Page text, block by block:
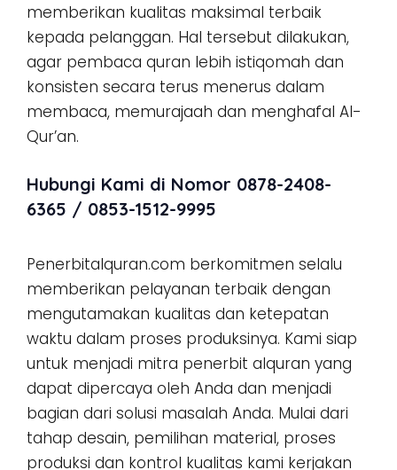
memberikan kualitas maksimal terbaik
kepada pelanggan. Hal tersebut dilakukan,
agar pembaca quran lebih istiqomah dan
konsisten secara terus menerus dalam
membaca, memurajaah dan menghafal Al-
Qur’an.
Hubungi Kami di Nomor 0878-2408-
6365 / 0853-1512-9995
Penerbitalquran.com berkomitmen selalu
memberikan pelayanan terbaik dengan
mengutamakan kualitas dan ketepatan
waktu dalam proses produksinya. Kami siap
untuk menjadi mitra penerbit alquran yang
dapat dipercaya oleh Anda dan menjadi
bagian dari solusi masalah Anda. Mulai dari
tahap desain, pemilihan material, proses
produksi dan kontrol kualitas kami kerjakan